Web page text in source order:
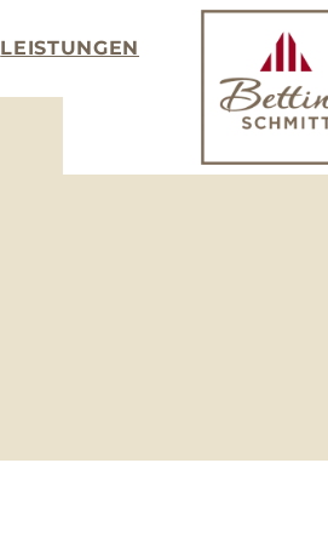
LEISTUNGEN